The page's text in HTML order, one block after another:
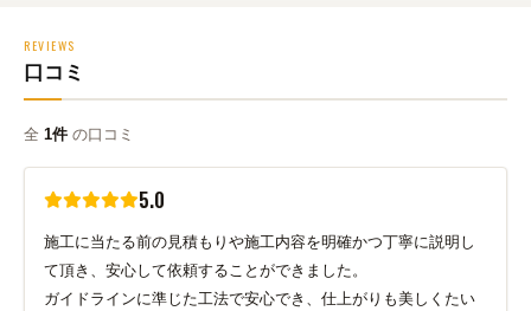
REVIEWS
口コミ
全 1件 の口コミ
5.0
施工に当たる前の見積もりや施工内容を明確かつ丁寧に説明し
て頂き、安心して依頼することができました。
ガイドラインに準じた工法で安心でき、仕上がりも美しくたい